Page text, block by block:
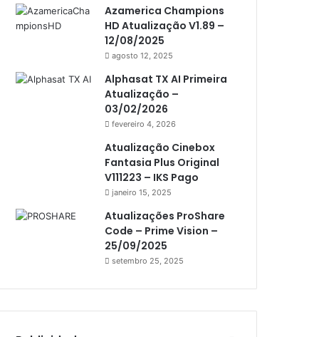
Atacado Games
Athomics Eon
Athomics i3
Athomics i3 Bold
Athomics Inspire Qi
Athomics inspire Qi Compact
Athomics Inspire Qi Lite
Athomics S3
Athomics T3
Azamerica Champions
HD Atualização V1.89 –
12/08/2025
agosto 12, 2025
Alphasat TX AI Primeira
Atualização –
03/02/2026
fevereiro 4, 2026
Atualização Cinebox
Fantasia Plus Original
V111223 – IKS Pago
janeiro 15, 2025
Atualizações ProShare
Code – Prime Vision –
25/09/2025
setembro 25, 2025